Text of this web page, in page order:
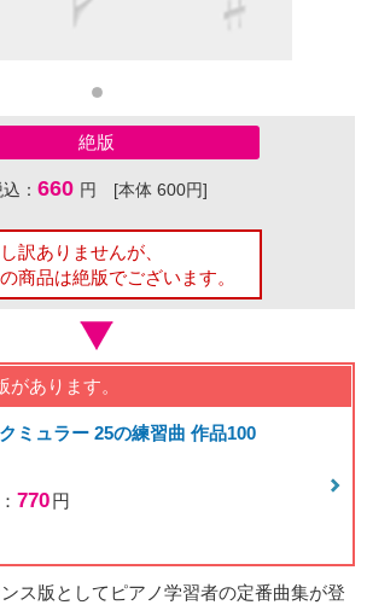
絶版
： 660 円 [本体 600円]
訳ありませんが、
商品は絶版でございます。
があります。
ミュラー 25の練習曲 作品100
770円
ス版としてピアノ学習者の定番曲集が登